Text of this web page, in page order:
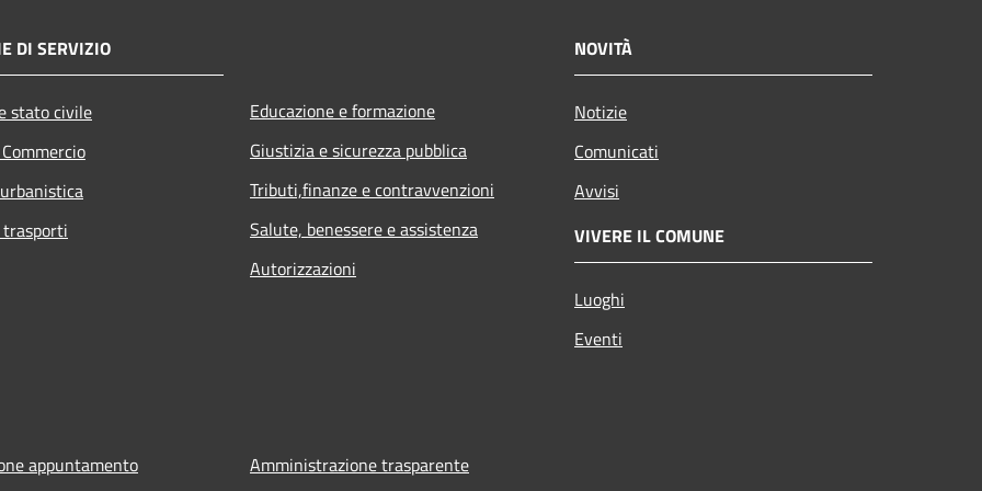
DI SERVIZIO
stato civile
Educazione e formazione
Giustizia e sicurezza pubblica
Tributi,finanze e contravvenzioni
Salute, benessere e assistenza
Autorizzazioni
NOVITÀ
Notizie
Comunicati
Avvisi
VIVERE IL COMUNE
Luoghi
Eventi
appuntamento
Amministrazione trasparente